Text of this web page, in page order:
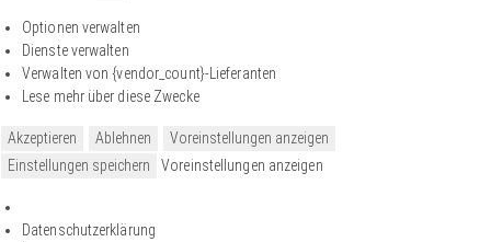
Optionen verwalten
Dienste verwalten
Verwalten von {vendor_count}-Lieferanten
Lese mehr über diese Zwecke
Akzeptieren Ablehnen
Voreinstellungen anzeigen
Einstellungen speichern
Voreinstellungen anzeigen
Datenschutzerklärung